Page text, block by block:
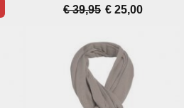
€ 39,95 € 25,00